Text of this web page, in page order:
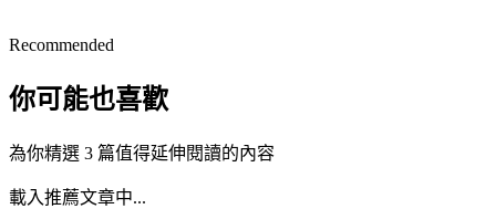
Recommended
你可能也喜歡
為你精選 3 篇值得延伸閱讀的內容
載入推薦文章中...